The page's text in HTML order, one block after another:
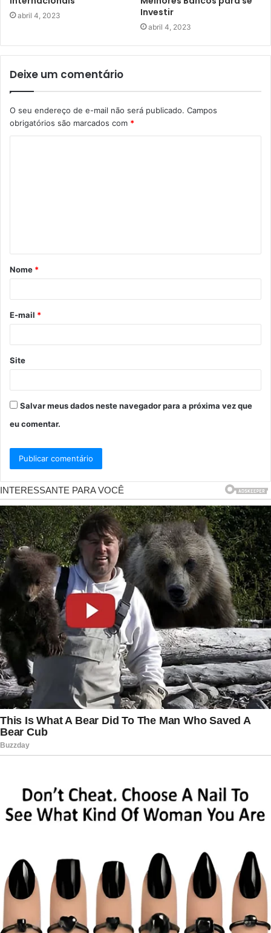
abril 4, 2023
Investir
abril 4, 2023
Deixe um comentário
O seu endereço de e-mail não será publicado. Campos
obrigatórios são marcados com *
á
r
*
Nome *
E-mail *
Site
Salvar meus dados neste navegador para a próxima vez que
eu comentar.